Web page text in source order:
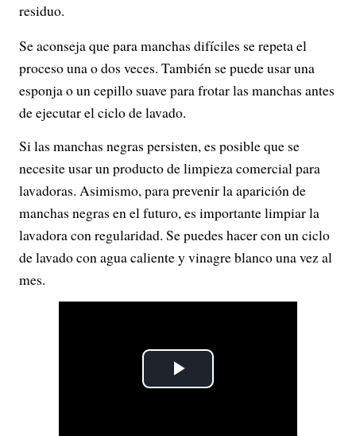
residuo.
Se aconseja que para manchas difíciles se repeta el
proceso una o dos veces. También se puede usar una
esponja o un cepillo suave para frotar las manchas antes
de ejecutar el ciclo de lavado.
Si las manchas negras persisten, es posible que se
necesite usar un producto de limpieza comercial para
lavadoras. Asimismo, para prevenir la aparición de
manchas negras en el futuro, es importante limpiar la
lavadora con regularidad. Se puedes hacer con un ciclo
de lavado con agua caliente y vinagre blanco una vez al
mes.
P